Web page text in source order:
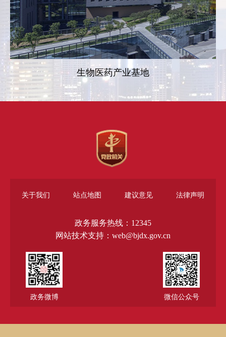
生物医药产业基地
关于我们 站点地图 建议意见 法律声明
政务服务热线：12345
网站技术支持：web@bjdx.gov.cn
政务微博 微信公众号